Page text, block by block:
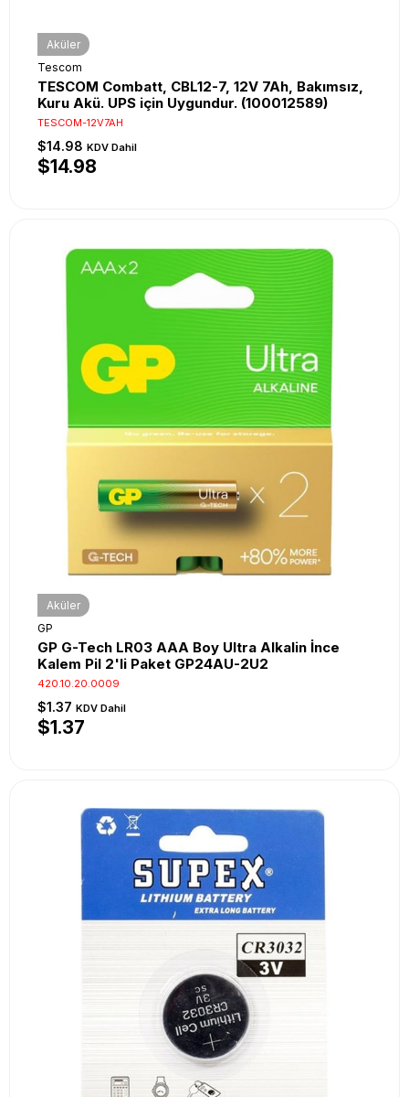
Aküler
Tescom
TESCOM Combatt, CBL12-7, 12V 7Ah, Bakımsız,
Kuru Akü. UPS için Uygundur. (100012589)
TESCOM-12V7AH
$14.98 KDV Dahil
$14.98
Aküler
GP
GP G-Tech LR03 AAA Boy Ultra Alkalin İnce
Kalem Pil 2'li Paket GP24AU-2U2
420.10.20.0009
$1.37 KDV Dahil
$1.37